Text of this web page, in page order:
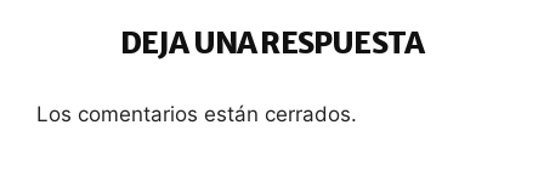
DEJA UNA RESPUESTA
Los comentarios están cerrados.